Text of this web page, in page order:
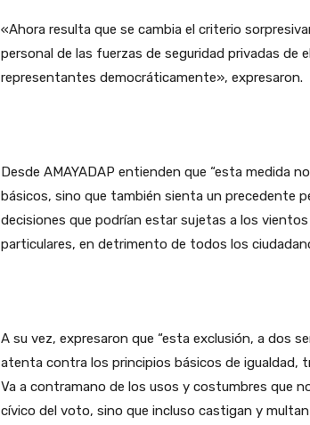
«Ahora resulta que se cambia el criterio
personal de las fuerzas de seguridad privadas de
representantes democráticamente», expresaron.
Desde AMAYADAP entienden que “esta medida
básicos, sino que también sienta un precedente
decisiones que podrían estar sujetas a los
particulares, en detrimento de todos los
A su vez, expresaron que “esta exclusión, a dos
atenta contra los principios básicos de igualdad,
Va a contramano de los usos y costumbres que
cívico del voto, sino que incluso castigan y